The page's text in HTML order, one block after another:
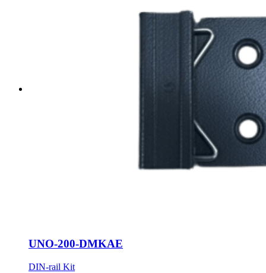
UNO-200-DMKAE
DIN-rail Kit